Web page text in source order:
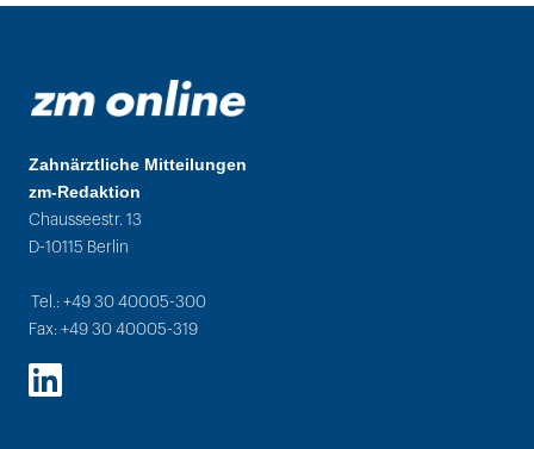
Zahnärztliche Mitteilungen
zm-Redaktion
Chausseestr. 13
D-10115 Berlin
Tel.: +49 30 40005-300
Fax: +49 30 40005-319
LinkedIn